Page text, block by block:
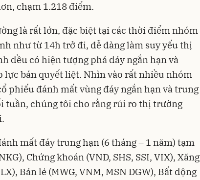
chạm 1.218 điểm.
là rất lớn, đặc biệt tại các thời điểm nhóm
như từ 14h trở đi, dễ dàng làm suy yếu thị
đều có hiện tượng phá đáy ngắn hạn và
lực bán quyết liệt. Nhìn vào rất nhiều nhóm
phiếu đánh mất vùng đáy ngắn hạn và trung
tuần, chúng tôi cho rằng rủi ro thị trường
mất đáy trung hạn (6 tháng – 1 năm) tạm
Chứng khoán (VND, SHS, SSI, VIX), Xăng
Bán lẻ (MWG, VNM, MSN DGW), Bất động